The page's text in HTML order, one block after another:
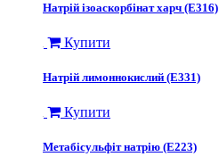
Натрій ізоаскорбінат харч (Е316)
Купити
Натрій лимоннокислий (Е331)
Купити
Метабісульфіт натрію (Е223)